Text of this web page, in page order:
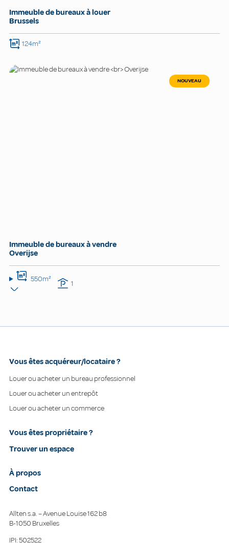
Immeuble de bureaux à louer
Brussels
124m²
NOUVEAU
Immeuble de bureaux à vendre
Overijse
550m² 1
Vous êtes acquéreur/locataire ?
Louer ou acheter un bureau professionnel
Louer ou acheter un entrepôt
Louer ou acheter un commerce
Vous êtes propriétaire ?
Trouver un espace
À propos
Contact
Allten s.a. – Avenue Louise 162 b8
B-1050 Bruxelles
IPI: 502522